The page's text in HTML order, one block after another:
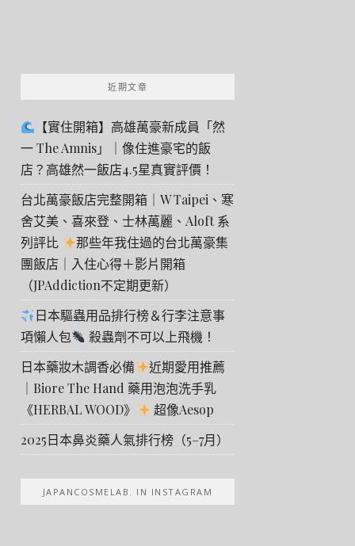
近期文章
【實住開箱】高雄萬豪新成員「然
一 The Amnis」｜像住進豪宅的飯
店？高雄然一飯店4.5星真實評價！
台北萬豪飯店完整開箱｜W Taipei、寒
舍艾美、喜來登、士林萬麗、Aloft 系
列評比
那些年我住過的台北萬豪集
團飯店｜入住心得＋影片開箱
（JPAddiction不定期更新）
日本驅蟲用品排行榜＆行李注意事
項懶人包
殺蟲劑不可以上飛機！
日本藥妝木調香必備
近期愛用推薦
｜Biore The Hand 藥用泡泡洗手乳
《HERBAL WOOD》
超像Aesop
2025日本鼻炎藥人氣排行榜（5–7月）
JAPANCOSMELAB. IN INSTAGRAM